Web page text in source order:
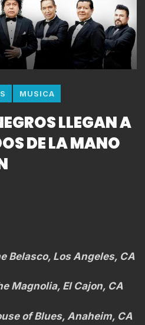
MUSICA
LLEGAN A
DE LA MANO
Belasco, Los Angeles, CA
Magnolia, El Cajon, CA
of Blues, Anaheim, CA